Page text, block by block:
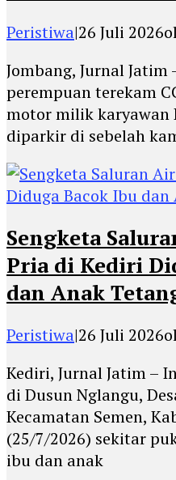
Peristiwa|26 Juli 2026
Jombang, Jurnal
perempuan terekam
motor milik karyawan
diparkir di sebelah
Sengketa
Pria di Kediri
dan Anak
Peristiwa|26 Juli 2026
Kediri, Jurnal Jatim –
di Dusun Nglangu,
Kecamatan Semen,
(25/7/2026) sekitar
ibu dan anak